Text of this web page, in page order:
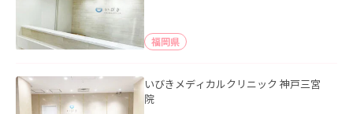
福岡県
いびきメディカルクリニック 神戸三宮
院